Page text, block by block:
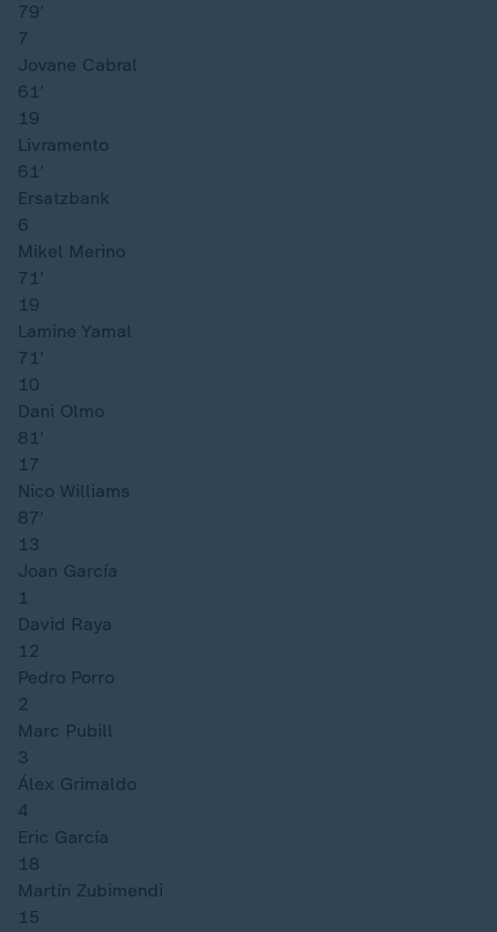
79′
7
Jovane Cabral
61′
19
Livramento
61′
Ersatzbank
6
Mikel Merino
71′
19
Lamine Yamal
71′
10
Dani Olmo
81′
17
Nico Williams
87′
13
Joan García
1
David Raya
12
Pedro Porro
2
Marc Pubill
3
Álex Grimaldo
4
Eric García
18
Martín Zubimendi
15